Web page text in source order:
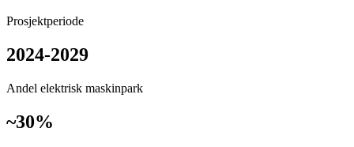
Prosjektperiode
2024-2029
Andel elektrisk maskinpark
~30%